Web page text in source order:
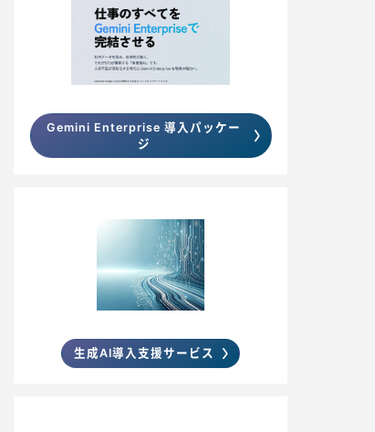
Gemini Enterprise 導入パッケー
ジ
生成AI導入支援サービス